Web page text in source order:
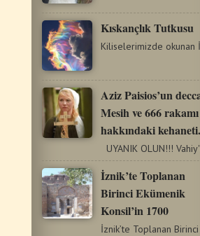
Kıskançlık Tutkusu
Aziz Paisios’un
Mesih ve 666 rakamı
hakkındaki kehaneti.
İznik’te Toplanan
Birinci Ekümenik
Konsil’in 1700